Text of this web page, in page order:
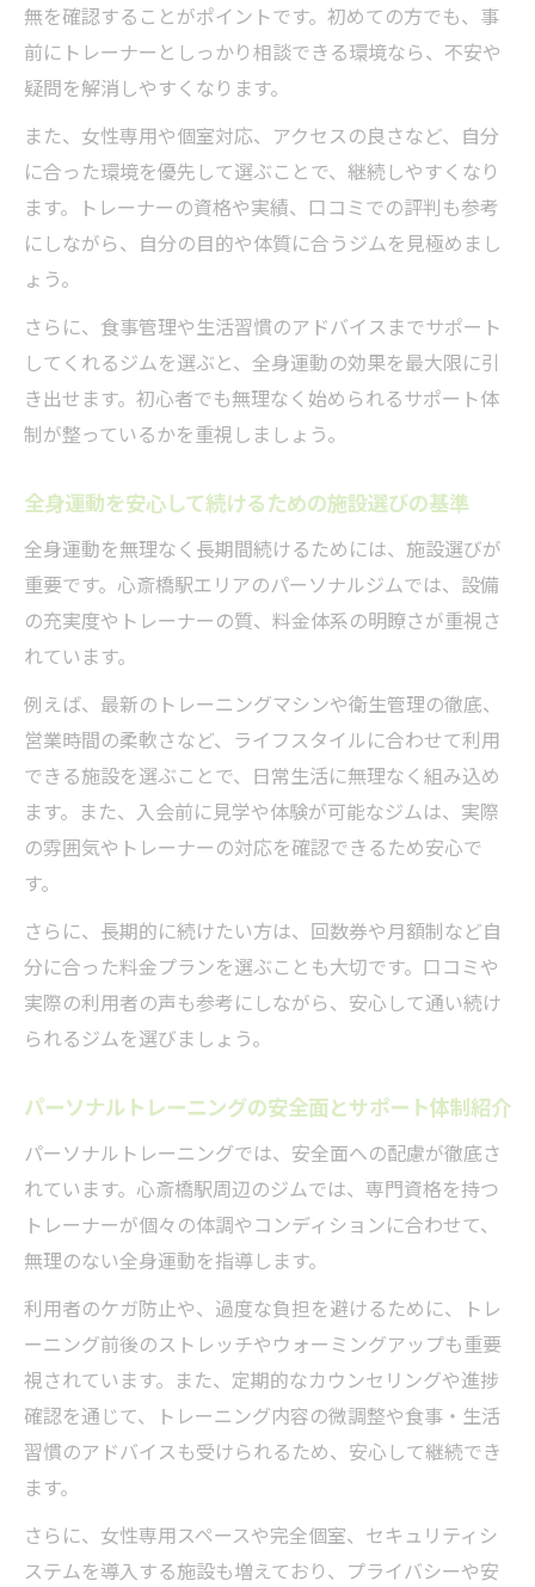
無を確認することがポイントです。初めての方でも、事
前にトレーナーとしっかり相談できる環境なら、不安や
疑問を解消しやすくなります。
また、女性専用や個室対応、アクセスの良さなど、自分
に合った環境を優先して選ぶことで、継続しやすくなり
ます。トレーナーの資格や実績、口コミでの評判も参考
にしながら、自分の目的や体質に合うジムを見極めまし
ょう。
さらに、食事管理や生活習慣のアドバイスまでサポート
してくれるジムを選ぶと、全身運動の効果を最大限に引
き出せます。初心者でも無理なく始められるサポート体
制が整っているかを重視しましょう。
全身運動を安心して続けるための施設選びの基準
全身運動を無理なく長期間続けるためには、施設選びが
重要です。心斎橋駅エリアのパーソナルジムでは、設備
の充実度やトレーナーの質、料金体系の明瞭さが重視さ
れています。
例えば、最新のトレーニングマシンや衛生管理の徹底、
営業時間の柔軟さなど、ライフスタイルに合わせて利用
できる施設を選ぶことで、日常生活に無理なく組み込め
ます。また、入会前に見学や体験が可能なジムは、実際
の雰囲気やトレーナーの対応を確認できるため安心で
す。
さらに、長期的に続けたい方は、回数券や月額制など自
分に合った料金プランを選ぶことも大切です。口コミや
実際の利用者の声も参考にしながら、安心して通い続け
られるジムを選びましょう。
パーソナルトレーニングの安全面とサポート体制紹介
パーソナルトレーニングでは、安全面への配慮が徹底さ
れています。心斎橋駅周辺のジムでは、専門資格を持つ
トレーナーが個々の体調やコンディションに合わせて、
無理のない全身運動を指導します。
利用者のケガ防止や、過度な負担を避けるために、トレ
ーニング前後のストレッチやウォーミングアップも重要
視されています。また、定期的なカウンセリングや進捗
確認を通じて、トレーニング内容の微調整や食事・生活
習慣のアドバイスも受けられるため、安心して継続でき
ます。
さらに、女性専用スペースや完全個室、セキュリティシ
ステムを導入する施設も増えており、プライバシーや安